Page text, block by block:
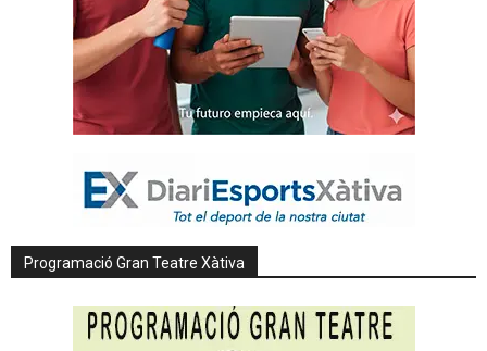
Programació Gran Teatre Xàtiva